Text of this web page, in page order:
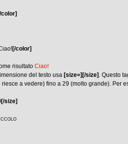
color]
[/color]
risultato Ciao!
del testo usa [size=][/size] . Questo
a vedere) fino a 29 (molto grande). Per
[/size]